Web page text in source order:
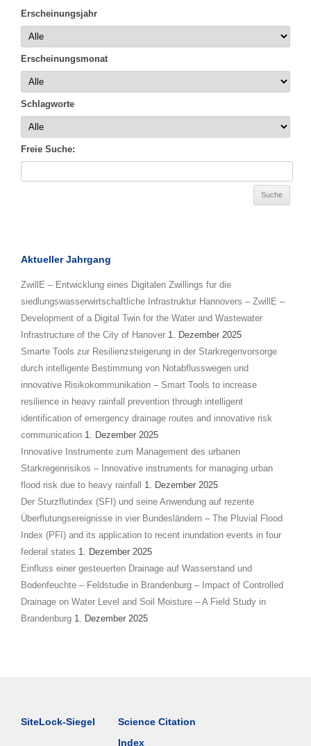
Erscheinungsjahr
Erscheinungsmonat
Schlagworte
Freie Suche:
Aktueller Jahrgang
ZwillE – Entwicklung eines Digitalen Zwillings fur die
siedlungswasserwirtschaftliche Infrastruktur Hannovers – ZwillE –
Development of a Digital Twin for the Water and Wastewater
Infrastructure of the City of Hanover 1. Dezember 2025
Smarte Tools zur Resilienzsteigerung in der Starkregenvorsorge
durch intelligente Bestimmung von Notabflusswegen und
innovative Risikokommunikation – Smart Tools to increase
resilience in heavy rainfall prevention through intelligent
identification of emergency drainage routes and innovative risk
communication 1. Dezember 2025
Innovative Instrumente zum Management des urbanen
Starkregenrisikos – Innovative instruments for managing urban
flood risk due to heavy rainfall
1. Dezember 2025
Der Sturzflutindex (SFI) und seine Anwendung auf rezente
Überflutungsereignisse in vier Bundesländern – The Pluvial Flood
Index (PFI) and its application to recent inundation events in four
federal states 1. Dezember 2025
Einfluss einer gesteuerten Drainage auf Wasserstand und
Bodenfeuchte – Feldstudie in Brandenburg – Impact of Controlled
Drainage on Water Level and Soil Moisture – A Field Study in
Brandenburg 1. Dezember 2025
SiteLock-Siegel
Science Citation
Index